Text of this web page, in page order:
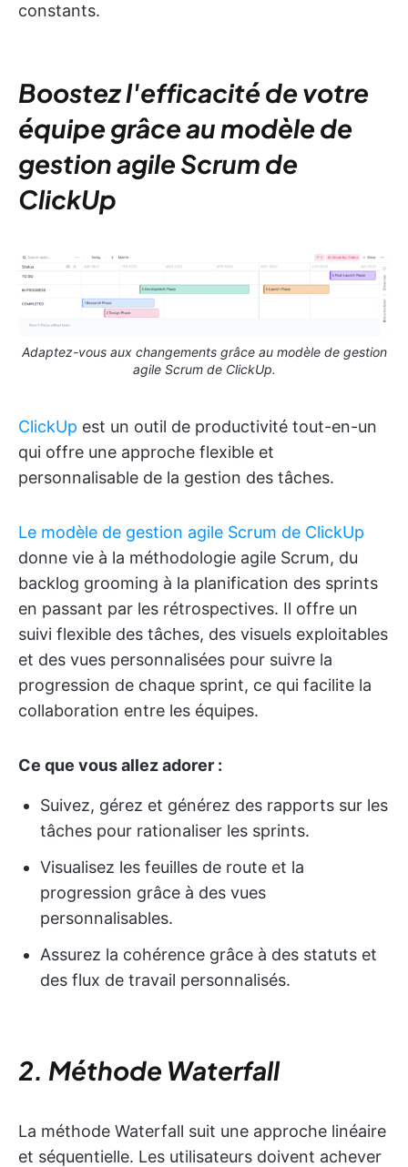
constants.
Boostez l'efficacité de votre
équipe grâce au modèle de
gestion agile Scrum de
ClickUp
Adaptez-vous aux changements grâce au modèle de gestion
agile Scrum de ClickUp.
ClickUp est un outil de productivité tout-en-un
qui offre une approche flexible et
personnalisable de la gestion des tâches.
Le modèle de gestion agile Scrum de ClickUp
donne vie à la méthodologie agile Scrum, du
backlog grooming à la planification des sprints
en passant par les rétrospectives. Il offre un
suivi flexible des tâches, des visuels exploitables
et des vues personnalisées pour suivre la
progression de chaque sprint, ce qui facilite la
collaboration entre les équipes.
Ce que vous allez adorer :
Suivez, gérez et générez des rapports sur les
tâches pour rationaliser les sprints.
Visualisez les feuilles de route et la
progression grâce à des vues
personnalisables.
Assurez la cohérence grâce à des statuts et
des flux de travail personnalisés.
2. Méthode Waterfall
La méthode Waterfall suit une approche linéaire
et séquentielle. Les utilisateurs doivent achever